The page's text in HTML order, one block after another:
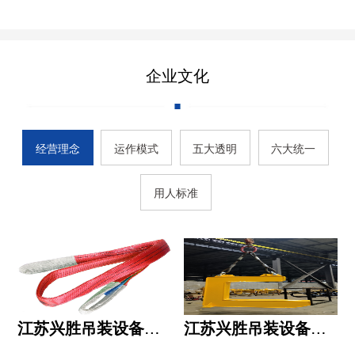
企业文化
经营理念 运作模式 五大透明 六大统一
用人标准
江苏兴胜吊装设备有限公司的用人标准 江苏兴胜吊装设备有限公司的六大统一